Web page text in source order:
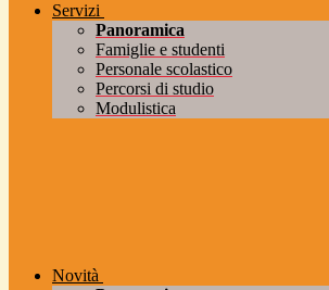
Servizi
Panoramica
Famiglie e studenti
Personale scolastico
Percorsi di studio
Modulistica
Novità